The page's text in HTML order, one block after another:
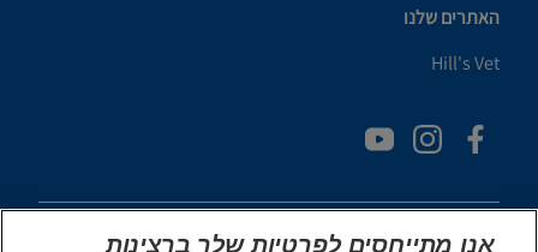
האתרים שלנו
Hill's Vet
אנו מתייחסים לפרטיות שלך ברצינות